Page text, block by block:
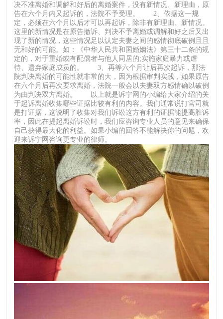
决不准离婚和调解和好后的离婚案件，没有新情况、新理由，原
告在六个月内又起诉的，法院不予受理。 2、依据这一规
定，必须在六个月以后才可以再起诉，除非有新理由、新情况。
这里的新情况是在原告撤诉、判决不予离婚或调解和好之后又出
现了新的情况，这些情况足以认定夫妻之间的感情彻底破例且且
无和好的可能。如：《中华人民共和国婚姻法》第三十二条的规
定的，对于重婚或有配偶者与他人同居的;实施家庭暴力或虐
待、遗弃家庭成员的。 3、再等六个月让后再次起诉，那法
院判决离婚的可能性就非常的大，因为根据审判实践，如果原告
在六个月后再次要求离婚，法院一般会以夫妻双方感情确以破例
为由判决双方离婚。 以上就是诉宁网的小编给大家介绍的关
于起诉离婚收集哪些证据比较有利的内容。我们通常说打官司就
是打证据，这说明了收集对我们诉讼这方有利的证据能提高胜诉
率，因此在提起离婚诉讼时，我们应咨询专业人员的意见来确保
自己获得最大化的利益。如果小编的回答不能解决你的问题，欢
迎来诉宁网咨询更专业的律师。